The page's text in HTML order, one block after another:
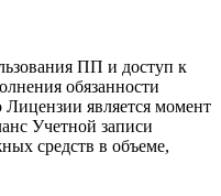
ПП и доступ к
обязанности
является момент
Учетной записи
средств в объеме,